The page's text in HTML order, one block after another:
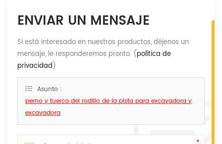
ENVIAR UN MENSAJE
Si está interesado en nuestros productos, déjenos un
mensaje, le responderemos pronto. (política de
privacidad)
Asunto :
perno y tuerca del rodillo de la pista para excavadora y
excavadora